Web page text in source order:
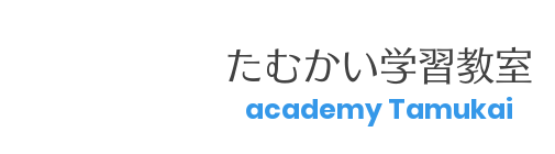
たむかい学習教室
academy Tamukai